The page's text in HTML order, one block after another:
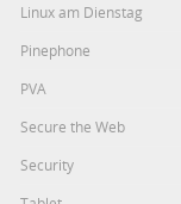
Linux am Dienstag
Pinephone
PVA
Secure the Web
Security